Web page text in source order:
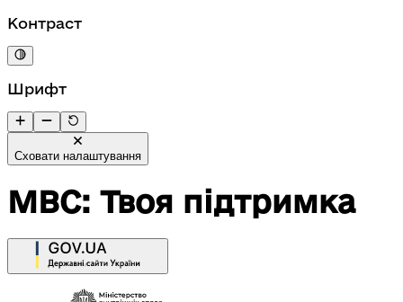
Контраст
Шрифт
Сховати налаштування
МВС: Твоя підтримка